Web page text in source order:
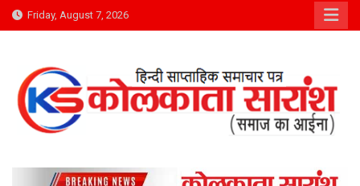
Skip
to
Friday, August 7, 2026
Kolkata Saransh News
समाज का आईना